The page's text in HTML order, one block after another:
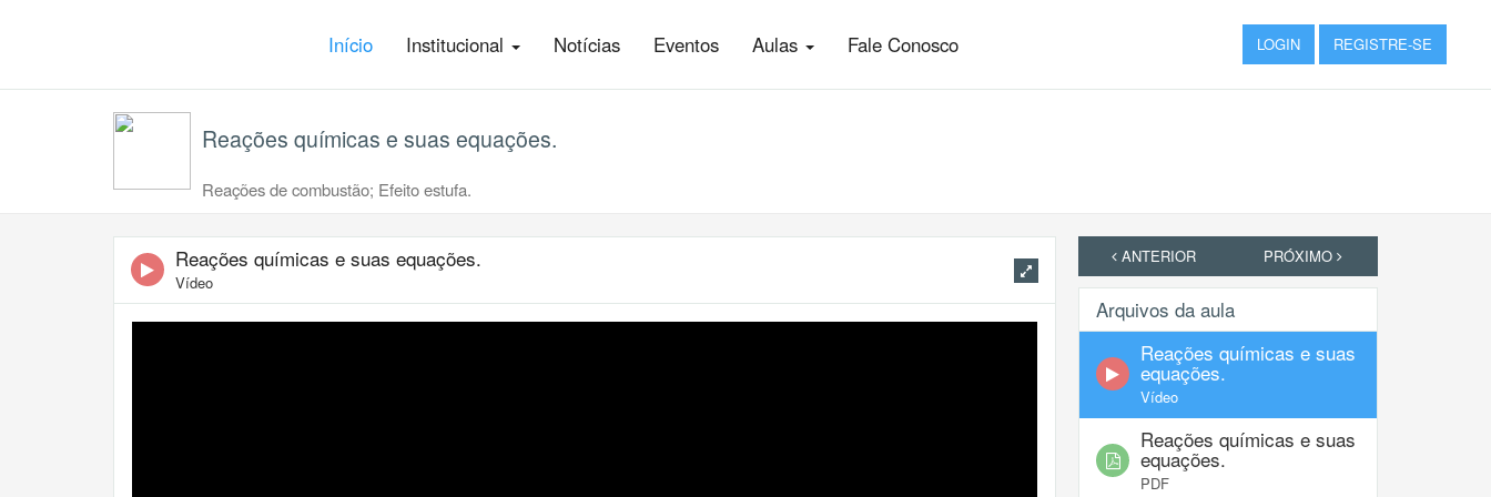
Início Institucional Notícias Eventos Aulas Fale Conosco LOGIN REGISTRE-SE
Reações químicas e suas equações.
Reações de combustão; Efeito estufa.
Reações químicas e suas equações.
Vídeo
ANTERIOR PRÓXIMO
Arquivos da aula
Reações químicas e suas
equações.
Vídeo
Reações químicas e suas
equações.
PDF